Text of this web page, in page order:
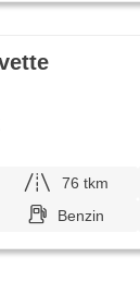
76 tkm
Benzin